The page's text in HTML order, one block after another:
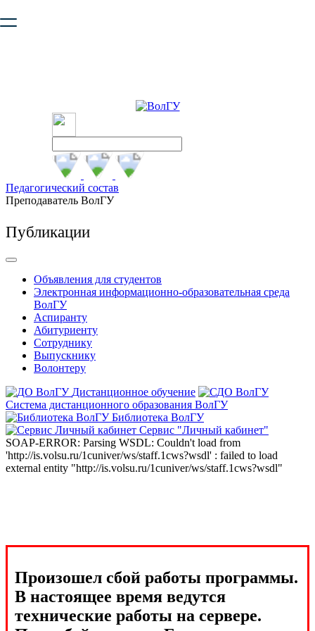
безопасную работу с сайтом. Пожалуйста
Педагогический состав
Преподаватель ВолГУ
Публикации
Объявления для студентов
Электронная информационно-образовательная среда
ВолГУ
Аспиранту
Абитуриенту
Сотруднику
Выпускнику
Волонтеру
Дистанционное обучение
Система дистанционного образования ВолГУ
Библиотека ВолГУ
Сервис "Личный кабинет"
SOAP-ERROR: Parsing WSDL: Couldn't load from
'http://is.volsu.ru/1cuniver/ws/staff.1cws?wsdl' : failed to load
external entity "http://is.volsu.ru/1cuniver/ws/staff.1cws?wsdl"
Произошел сбой работы программы.
В настоящее время ведутся
технические работы на сервере.